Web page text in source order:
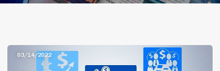
03/14/2022